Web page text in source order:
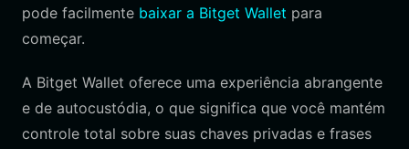
pode facilmente baixar a Bitget Wallet para
começar.
A Bitget Wallet oferece uma experiência abrangente
e de autocustódia, o que significa que você mantém
controle total sobre suas chaves privadas e frases